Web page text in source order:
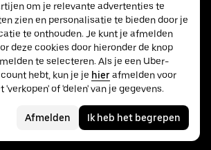
Inc.
Voorwaarden
om je relevante advertenties te
zien en personalisatie te bieden door je
te onthouden. Je kunt je afmelden
deze cookies door hieronder de knop
te selecteren. Als je een Uber-
hebt, kun je je hierafmelden voor
'verkopen' of 'delen' van je gegevens.
Afmelden Ik heb het begrepen